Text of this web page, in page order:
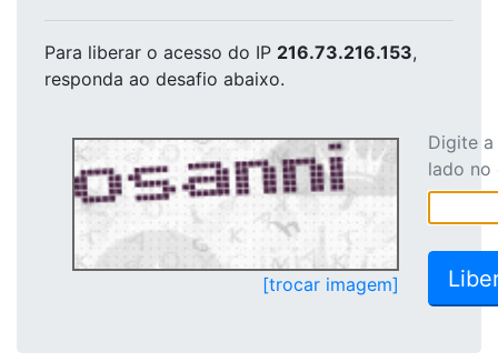
Para liberar o acesso do IP 216.73.216.153,
responda ao desafio abaixo.
[trocar imagem]
Digite
lado no